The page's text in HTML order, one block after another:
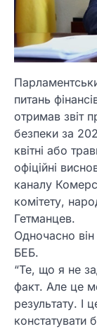
питань
отримав звіт
безпеки за
квітні або
офіційні
каналу
комітету,
Гетманцев.
Одночасно
БЕБ.
“Те, що я не
факт. Але це
результату. І
констатувати